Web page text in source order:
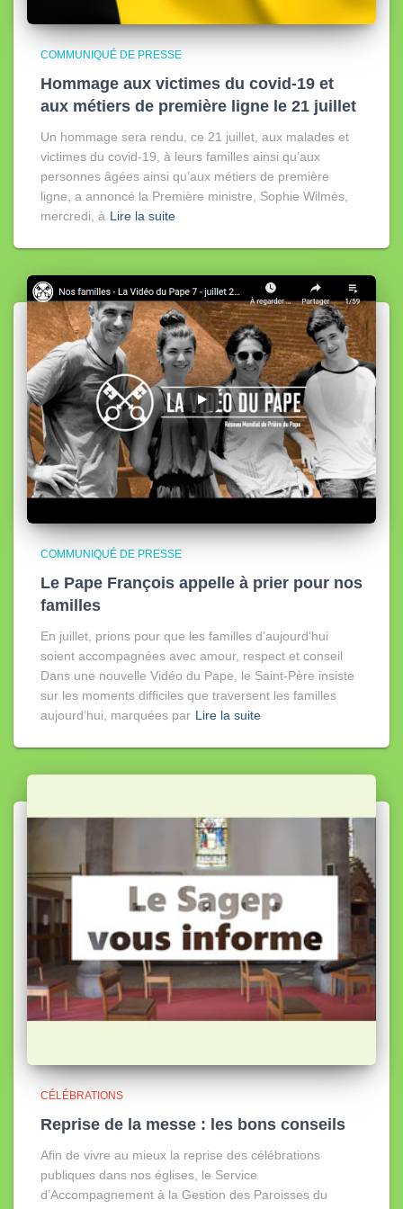
COMMUNIQUÉ DE PRESSE
Hommage aux victimes du covid-19 et
aux métiers de première ligne le 21 juillet
Un hommage sera rendu, ce 21 juillet, aux malades et
victimes du covid-19, à leurs familles ainsi qu’aux
personnes âgées ainsi qu’aux métiers de première
ligne, a annoncé la Première ministre, Sophie Wilmès,
mercredi, à Lire la suite
COMMUNIQUÉ DE PRESSE
Le Pape François appelle à prier pour nos
familles
En juillet, prions pour que les familles d’aujourd’hui
soient accompagnées avec amour, respect et conseil
Dans une nouvelle Vidéo du Pape, le Saint-Père insiste
sur les moments difficiles que traversent les familles
aujourd’hui, marquées par Lire la suite
CÉLÉBRATIONS
Reprise de la messe : les bons conseils
Afin de vivre au mieux la reprise des célébrations
publiques dans nos églises, le Service
d’Accompagnement à la Gestion des Paroisses du